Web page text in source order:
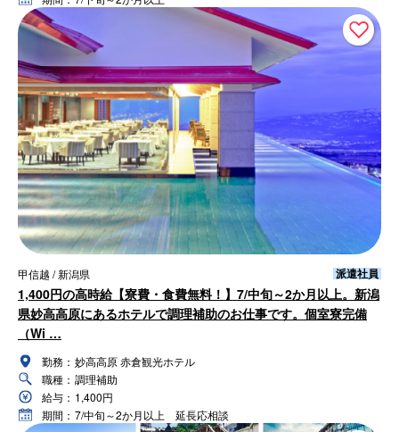
甲信越 / 新潟県 派遣社員
1,400円の高時給【寮費・食費無料！】7/中旬～2か月以上。新潟
県妙高高原にあるホテルで調理補助のお仕事です。個室寮完備
（Wi …
勤務： 妙高高原 赤倉観光ホテル
職種： 調理補助
給与： 1,400円
期間： 7/中旬～2か月以上 延長応相談